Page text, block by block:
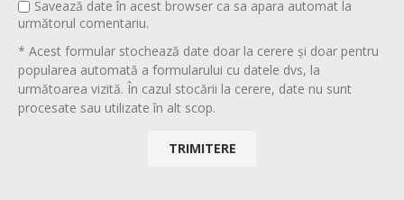
Savează date în acest browser ca sa apara automat la
următorul comentariu.
* Acest formular stochează date doar la cerere și doar pentru
popularea automată a formularului cu datele dvs, la
următoarea vizită. În cazul stocării la cerere, date nu sunt
procesate sau utilizate în alt scop.